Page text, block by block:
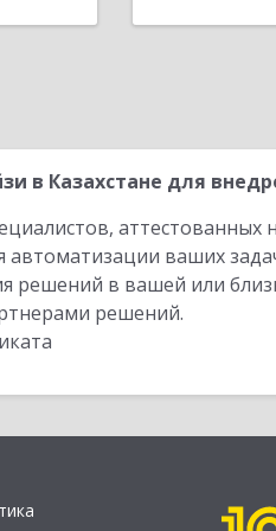
в Казахстане для
автоматизации ваших
решений в вашей или
решений.